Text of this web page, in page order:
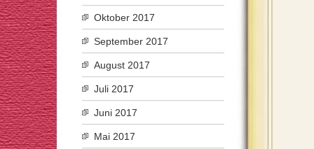
Oktober 2017
September 2017
August 2017
Juli 2017
Juni 2017
Mai 2017